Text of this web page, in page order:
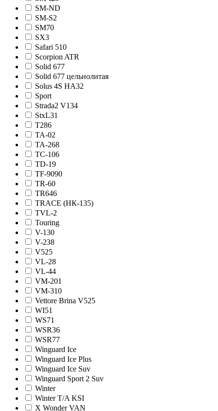
SM-ND
SM-S2
SM70
SX3
Safari 510
Scorpion ATR
Solid 677
Solid 677 цельнолитая
Solus 4S HA32
Sport
Strada2 V134
StxL31
T286
TA-02
TA-268
TC-106
TD-19
TF-9090
TR-60
TR646
TRACE (НК-135)
TVL-2
Touring
V-130
V-238
V525
VL-28
VL-44
VM-201
VM-310
Vettore Brina V525
WI51
WS71
WSR36
WSR77
Winguard Ice
Winguard Ice Plus
Winguard Ice Suv
Winguard Sport 2 Suv
Winter
Winter T/A KSI
X Wonder VAN